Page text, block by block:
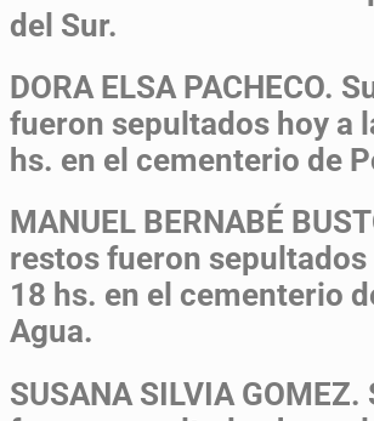
del Sur.
DORA ELSA PACHECO.
fueron sepultados hoy a
hs. en el cementerio de
MANUEL BERNABÉ
restos fueron sepultados
18 hs. en el cementerio
Agua.
SUSANA SILVIA GOMEZ.